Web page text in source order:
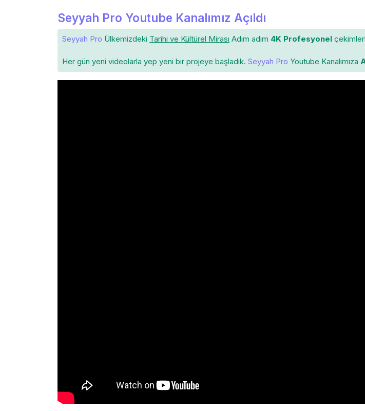
Seyyah Pro Youtube Kanalımız Açıldı
Seyyah Pro Ülkemizdeki Tarihi ve Kültürel Mirası Adım adım 4K Profesyonel
Her gün yeni videolarla yep yeni bir projeye başladık. Seyyah Pro Youtube Kanalımıza